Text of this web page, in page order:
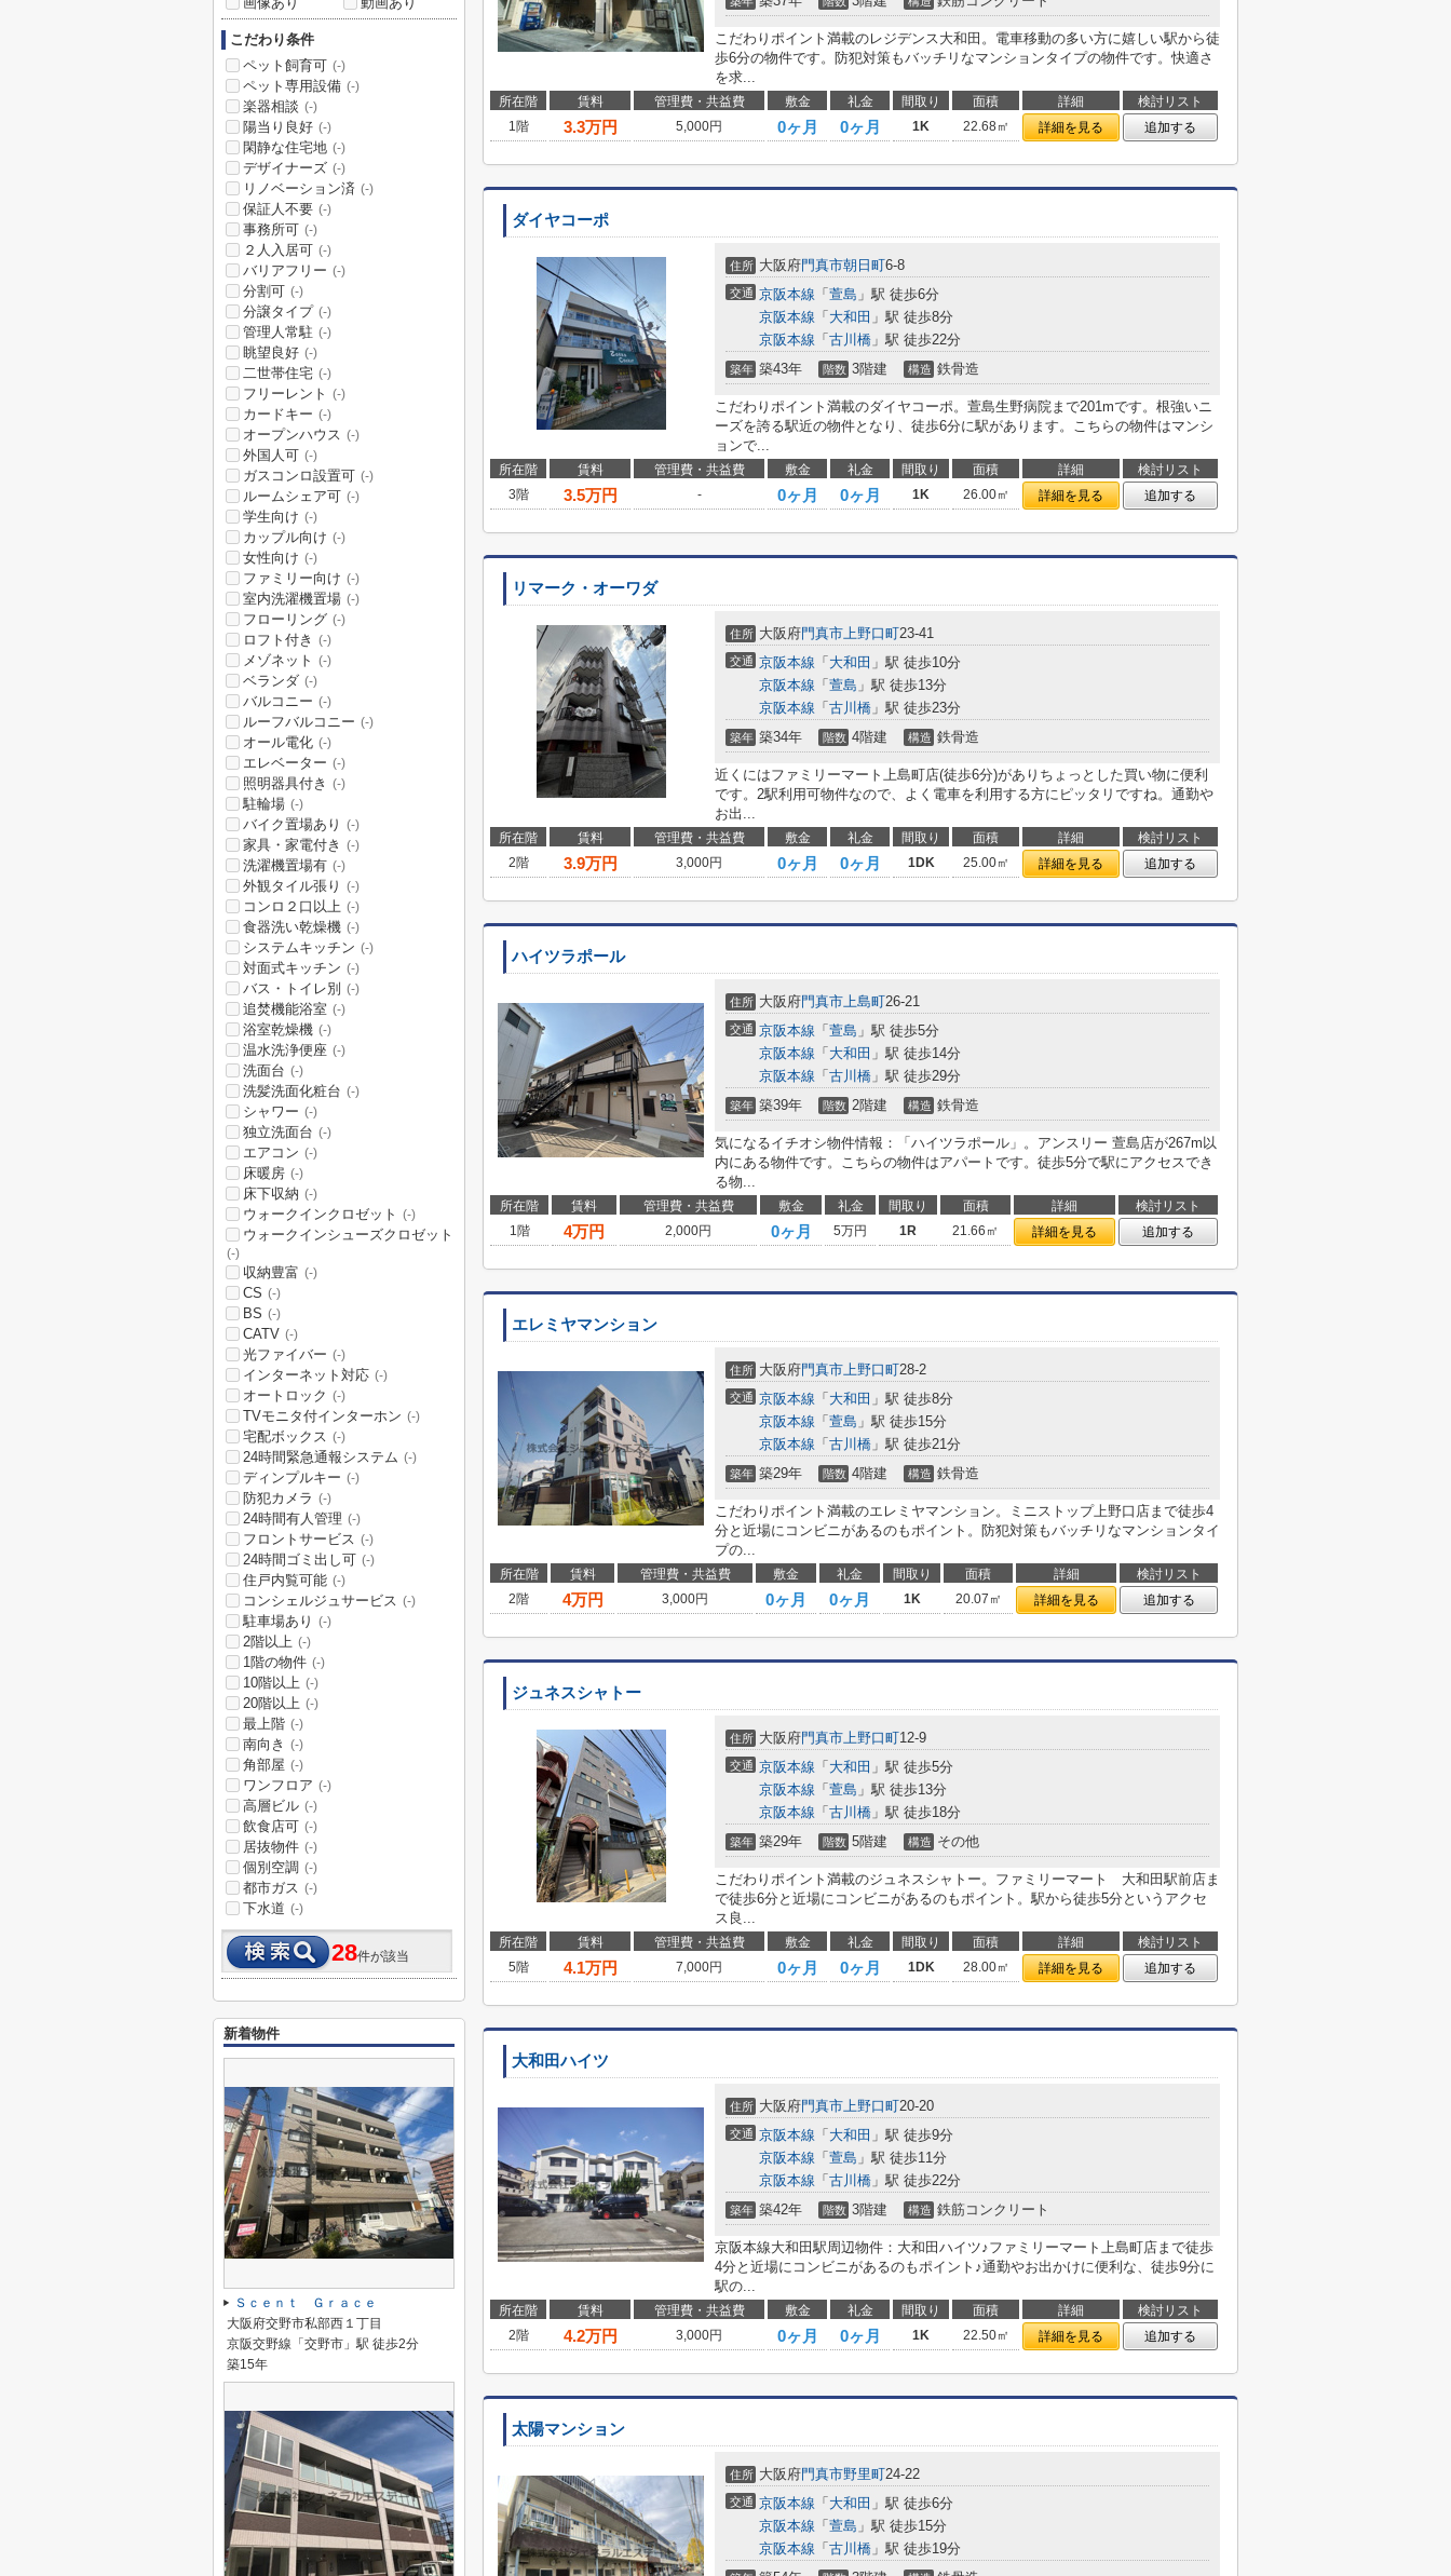
こだわりポイント満載のレジデンス大和田。電車移動の多い方に嬉しい駅から徒
歩6分の物件です。防犯対策もバッチリなマンションタイプの物件です。快適さ
を求...
所在階 賃料 管理費・共益費 敷金 礼金 間取り 面積 詳細
検討リスト
1階
3.3万円 5,000円 0ヶ月 0ヶ月 1K 22.68㎡ 詳細を見る 追加する
ダイヤコーポ
住所 大阪府門真市朝日町6-8
交通 京阪本線 「 萱島 」駅 徒歩6分
京阪本線 「 大和田 」駅 徒歩8分
京阪本線 「 古川橋 」駅 徒歩22分
築年 築43年 階数 3階建 構造 鉄骨造
こだわりポイント満載のダイヤコーポ。萱島生野病院まで201mです。根強いニ
ーズを誇る駅近の物件となり、徒歩6分に駅があります。こちらの物件はマンシ
ョンで...
所在階 賃料 管理費・共益費 敷金 礼金 間取り 面積 詳細
検討リスト
3階
3.5万円 - 0ヶ月 0ヶ月 1K 26.00㎡ 詳細を見る 追加する
リマーク・オーワダ
住所 大阪府門真市上野口町23-41
交通 京阪本線 「 大和田 」駅 徒歩10分
京阪本線 「 萱島 」駅 徒歩13分
京阪本線 「 古川橋 」駅 徒歩23分
築年 築34年 階数 4階建 構造 鉄骨造
近くにはファミリーマート上島町店(徒歩6分)がありちょっとした買い物に便利
です。2駅利用可物件なので、よく電車を利用する方にピッタリですね。通勤や
お出...
所在階 賃料 管理費・共益費 敷金 礼金 間取り 面積 詳細
検討リスト
2階
3.9万円 3,000円 0ヶ月 0ヶ月 1DK 25.00㎡ 詳細を見る 追加する
ハイツラポール
住所 大阪府門真市上島町26-21
交通 京阪本線 「 萱島 」駅 徒歩5分
京阪本線 「 大和田 」駅 徒歩14分
京阪本線 「 古川橋 」駅 徒歩29分
築年 築39年 階数 2階建 構造 鉄骨造
気になるイチオシ物件情報：「ハイツラポール」。アンスリー 萱島店が267m以
内にある物件です。こちらの物件はアパートです。徒歩5分で駅にアクセスでき
る物...
所在階 賃料 管理費・共益費 敷金 礼金 間取り 面積 詳細
検討リスト
1階
4万円 2,000円 0ヶ月 5万円 1R 21.66㎡ 詳細を見る 追加する
エレミヤマンション
住所 大阪府門真市上野口町28-2
交通 京阪本線 「 大和田 」駅 徒歩8分
京阪本線 「 萱島 」駅 徒歩15分
京阪本線 「 古川橋 」駅 徒歩21分
築年 築29年 階数 4階建 構造 鉄骨造
こだわりポイント満載のエレミヤマンション。ミニストップ上野口店まで徒歩4
分と近場にコンビニがあるのもポイント。防犯対策もバッチリなマンションタイ
プの...
所在階 賃料 管理費・共益費 敷金 礼金 間取り 面積 詳細
検討リスト
2階
4万円 3,000円 0ヶ月 0ヶ月 1K 20.07㎡ 詳細を見る 追加する
ジュネスシャトー
住所 大阪府門真市上野口町12-9
交通 京阪本線 「 大和田 」駅 徒歩5分
京阪本線 「 萱島 」駅 徒歩13分
京阪本線 「 古川橋 」駅 徒歩18分
築年 築29年 階数 5階建 構造 その他
こだわりポイント満載のジュネスシャトー。ファミリーマート 大和田駅前店ま
で徒歩6分と近場にコンビニがあるのもポイント。駅から徒歩5分というアクセ
ス良...
所在階 賃料 管理費・共益費 敷金 礼金 間取り 面積 詳細
検討リスト
5階
4.1万円 7,000円 0ヶ月 0ヶ月 1DK 28.00㎡ 詳細を見る 追加する
大和田ハイツ
住所 大阪府門真市上野口町20-20
交通 京阪本線 「 大和田 」駅 徒歩9分
京阪本線 「 萱島 」駅 徒歩11分
京阪本線 「 古川橋 」駅 徒歩22分
築年 築42年 階数 3階建 構造 鉄筋コンクリート
京阪本線大和田駅周辺物件：大和田ハイツ♪ファミリーマート上島町店まで徒歩
4分と近場にコンビニがあるのもポイント♪通勤やお出かけに便利な、徒歩9分に
駅の...
所在階 賃料 管理費・共益費 敷金 礼金 間取り 面積 詳細
検討リスト
2階
4.2万円 3,000円 0ヶ月 0ヶ月 1K 22.50㎡ 詳細を見る 追加する
太陽マンション
住所 大阪府門真市野里町24-22
交通 京阪本線 「 大和田 」駅 徒歩6分
京阪本線 「 萱島 」駅 徒歩15分
京阪本線 「 古川橋 」駅 徒歩19分
こだわり条件
ペット飼育可 (-)
ペット専用設備 (-)
楽器相談 (-)
陽当り良好 (-)
閑静な住宅地 (-)
デザイナーズ (-)
リノベーション済 (-)
保証人不要 (-)
事務所可 (-)
２人入居可 (-)
バリアフリー (-)
分割可 (-)
分譲タイプ (-)
管理人常駐 (-)
眺望良好 (-)
二世帯住宅 (-)
フリーレント (-)
カードキー (-)
オープンハウス (-)
外国人可 (-)
ガスコンロ設置可 (-)
ルームシェア可 (-)
学生向け (-)
カップル向け (-)
女性向け (-)
ファミリー向け (-)
室内洗濯機置場 (-)
フローリング (-)
ロフト付き (-)
メゾネット (-)
ベランダ (-)
バルコニー (-)
ルーフバルコニー (-)
オール電化 (-)
エレベーター (-)
照明器具付き (-)
駐輪場 (-)
バイク置場あり (-)
家具・家電付き (-)
洗濯機置場有 (-)
外観タイル張り (-)
コンロ２口以上 (-)
食器洗い乾燥機 (-)
システムキッチン (-)
対面式キッチン (-)
バス・トイレ別 (-)
追焚機能浴室 (-)
浴室乾燥機 (-)
温水洗浄便座 (-)
洗面台 (-)
洗髪洗面化粧台 (-)
シャワー (-)
独立洗面台 (-)
エアコン (-)
床暖房 (-)
床下収納 (-)
ウォークインクロゼット (-)
ウォークインシューズクロゼット
(-)
収納豊富 (-)
CS (-)
BS (-)
CATV (-)
光ファイバー (-)
インターネット対応 (-)
オートロック (-)
TVモニタ付インターホン (-)
宅配ボックス (-)
24時間緊急通報システム (-)
ディンプルキー (-)
防犯カメラ (-)
24時間有人管理 (-)
フロントサービス (-)
24時間ゴミ出し可 (-)
住戸内覧可能 (-)
コンシェルジュサービス (-)
駐車場あり (-)
2階以上 (-)
1階の物件 (-)
10階以上 (-)
20階以上 (-)
最上階 (-)
南向き (-)
角部屋 (-)
ワンフロア (-)
高層ビル (-)
飲食店可 (-)
居抜物件 (-)
個別空調 (-)
都市ガス (-)
下水道 (-)
28件が該当
新着物件
Ｓｃｅｎｔ Ｇｒａｃｅ
大阪府交野市私部西１丁目
京阪交野線「交野市」駅 徒歩2分
築15年